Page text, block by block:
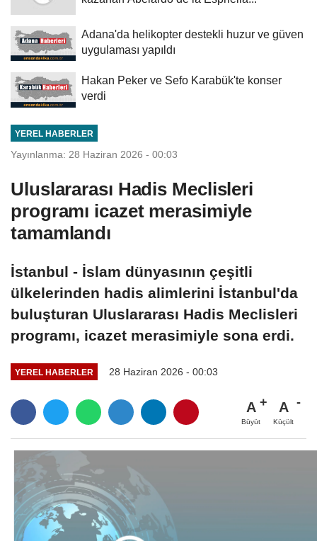
Adana'da helikopter destekli huzur ve güven
uygulaması yapıldı
Hakan Peker ve Sefo Karabük'te konser
verdi
YEREL HABERLER
Yayınlanma: 28 Haziran 2026 - 00:03
Uluslararası Hadis Meclisleri
programı icazet merasimiyle
tamamlandı
İstanbul - İslam dünyasının çeşitli
ülkelerinden hadis alimlerini İstanbul'da
buluşturan Uluslararası Hadis Meclisleri
programı, icazet merasimiyle sona erdi.
YEREL HABERLER 28 Haziran 2026 - 00:03
A
Büyüt
A
Küçült